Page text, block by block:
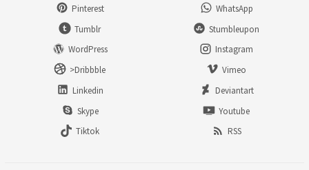
Pinterest
WhatsApp
Tumblr
Stumbleupon
WordPress
Instagram
>Dribbble
Vimeo
Linkedin
Deviantart
Skype
Youtube
Tiktok
RSS